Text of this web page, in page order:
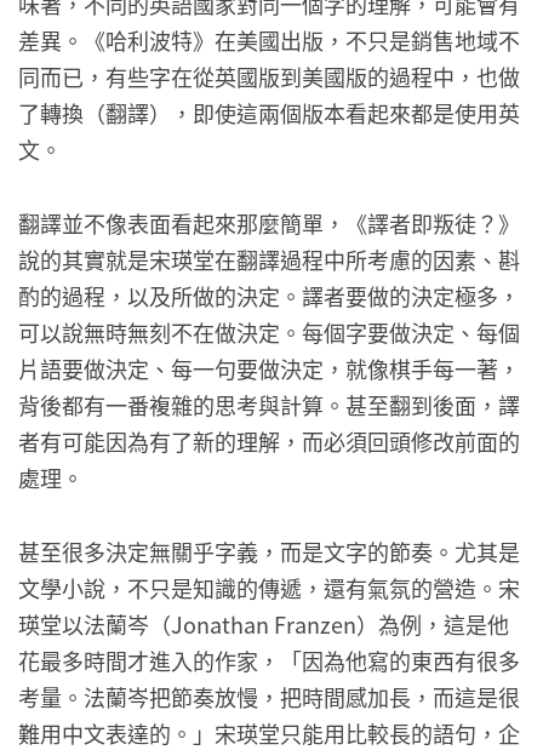
差異。《哈利波特》在美國出版，不只是銷售地域不
同而已，有些字在從英國版到美國版的過程中，也做
了轉換（翻譯），即使這兩個版本看起來都是使用英
文。
翻譯並不像表面看起來那麼簡單，《譯者即叛徒？》
說的其實就是宋瑛堂在翻譯過程中所考慮的因素、斟
酌的過程，以及所做的決定。譯者要做的決定極多，
可以說無時無刻不在做決定。每個字要做決定、每個
片語要做決定、每一句要做決定，就像棋手每一著，
背後都有一番複雜的思考與計算。甚至翻到後面，譯
者有可能因為有了新的理解，而必須回頭修改前面的
處理。
甚至很多決定無關乎字義，而是文字的節奏。尤其是
文學小說，不只是知識的傳遞，還有氣氛的營造。宋
瑛堂以法蘭岑（Jonathan Franzen）為例，這是他
花最多時間才進入的作家，「因為他寫的東西有很多
考量。法蘭岑把節奏放慢，把時間感加長，而這是很
難用中文表達的。」宋瑛堂只能用比較長的語句，企